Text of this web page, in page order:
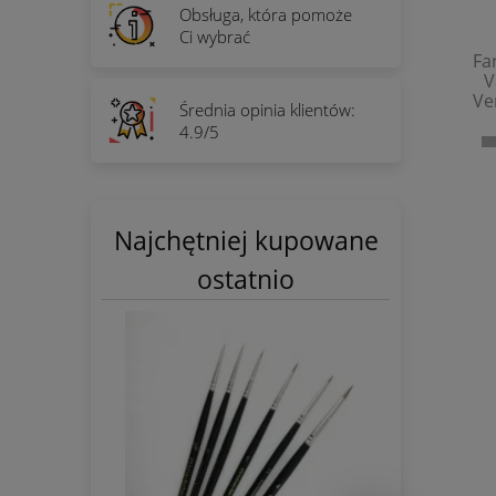
Obsługa, która pomoże
Ci wybrać
Średnia opinia klientów:
4.9/5
Najchętniej kupowane
ostatnio